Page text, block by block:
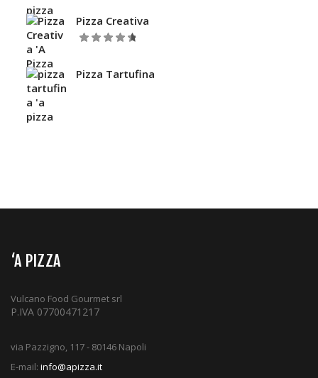
Pizza Creativa
Pizza Tartufina
‘A PIZZA
Vulcano Food Gourmet srl
P.IVA 07700471217
via Pazzigno, 117 - 80146 Napoli
E-mail: info@apizza.it